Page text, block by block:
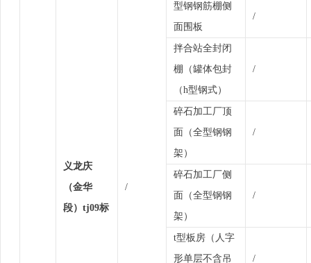
义龙庆
（金华
段）tj09标
/
型钢钢筋棚侧
面围板
/
拌合站全封闭
棚（罐体包封
（h型钢式）
/
碎石加工厂顶
面（全型钢钢
架）
/
碎石加工厂侧
面（全型钢钢
架）
/
t型板房（人字
形单层不含吊
/